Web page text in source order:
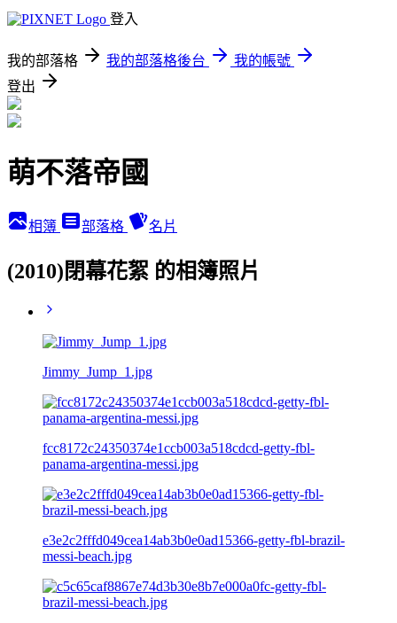
登入
我的部落格 我的部落格後台
我的帳號
登出
萌不落帝國
相簿 部落格 名片
(2010)閉幕花絮 的相簿照片
Jimmy_Jump_1.jpg
fcc8172c24350374e1ccb003a518cdcd-getty-fbl-
panama-argentina-messi.jpg
e3e2c2fffd049cea14ab3b0e0ad15366-getty-fbl-brazil-
messi-beach.jpg